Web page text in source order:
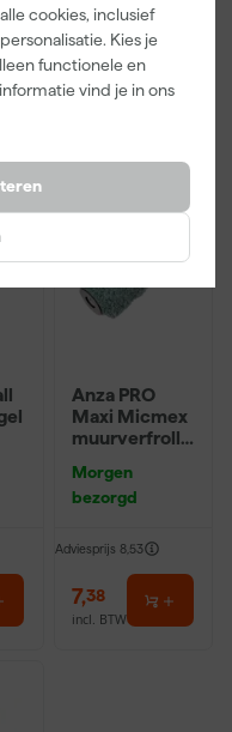
cookies, inclusief
Kies je
functionele en
vind je in ons
3,99
incl. BTW
Anza PRO
Maxi Micmex
muurverfrolle
Morgen
bezorgd
Adviesprijs 8,53
7,38
incl. BTW